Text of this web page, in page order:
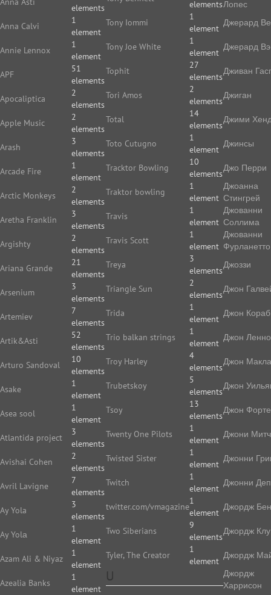
elements
Anna Calvi
1
element
Annie Lennox
1
element
APF
51
elements
Apocaliptica
2
elements
Apple Music
2
elements
Arash
3
elements
Arcade Fire
1
element
Arctic Monkeys
2
elements
Aretha Franklin
3
elements
Argishty
2
elements
Ariana Grande
21
elements
Arsenium
3
elements
Artemiev
7
elements
Artik&Asti
52
elements
Arturo Sandoval
10
elements
Asake
1
element
Asea sool
1
element
Atlantida project
3
elements
Avishai Cohen
2
elements
Avril Lavigne
7
elements
Ay Yola
3
elements
Ay Yolа
1
element
Azam Ali & Niyaz
1
element
Azealia Banks
1
element
elements
Tony Iommi
1
element
Tony Joe White
1
element
Tophit
27
elements
Tori Amos
2
elements
Total
14
elements
Toto Cutugno
1
element
Tracktor Bowling
10
elements
Traktor bowling
1
element
Travis
1
element
Travis Scott
1
element
Treya
3
elements
Triangle Sun
2
elements
Trida
1
element
Trio balkan strings
1
element
Troy Harley
4
elements
Trubetskoy
5
elements
Tsoy
13
elements
Twenty One Pilots
1
element
Twisted Sister
1
element
Twitch
1
element
twitter.com/vmagazine
1
element
Two Siberians
9
elements
Tyler, The Creator
1
element
U
Лопес
Джерард
Джерард
Дживан
Джиган
Джими
Джинсы
Джо Перри
Джоанна
Стингрей
Джованни
Соллима
Джованни
Фурланетто
Джоззи
Джон
Джон
Джон
Джон
Джон
Джон Форте
Джони
Джонни
Джонни
Джордж
Джордж
Джордж
Джордж
Харрисон